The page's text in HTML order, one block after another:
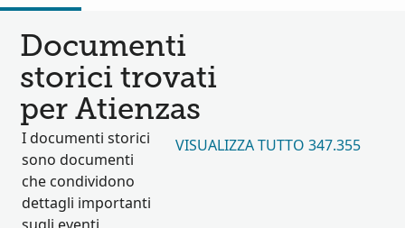
Documenti
storici trovati
per Atienzas
I documenti storici
sono documenti
che condividono
dettagli importanti
VISUALIZZA TUTTO 347.355